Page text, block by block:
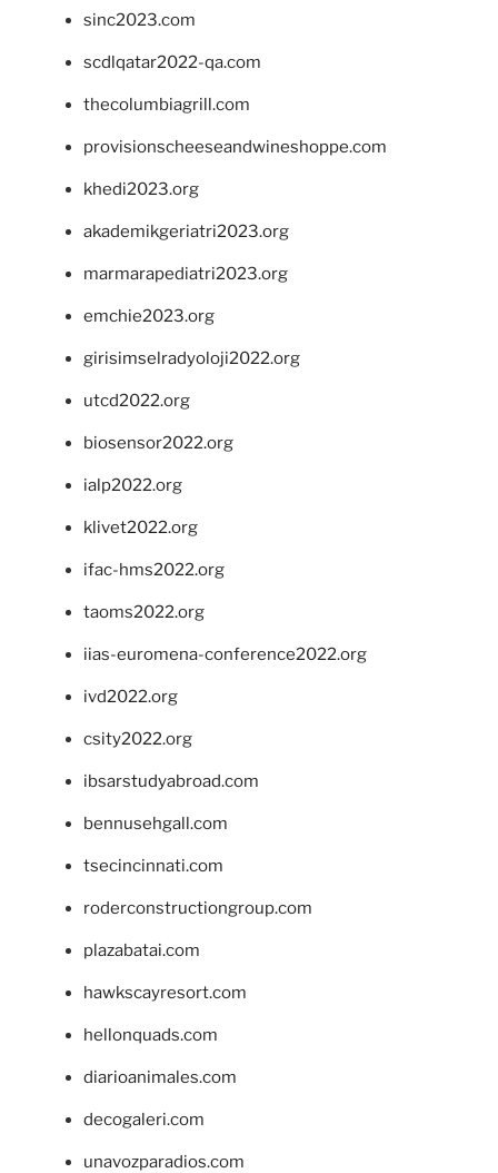
sinc2023.com
scdlqatar2022-qa.com
thecolumbiagrill.com
provisionscheeseandwineshoppe.com
khedi2023.org
akademikgeriatri2023.org
marmarapediatri2023.org
emchie2023.org
girisimselradyoloji2022.org
utcd2022.org
biosensor2022.org
ialp2022.org
klivet2022.org
ifac-hms2022.org
taoms2022.org
iias-euromena-conference2022.org
ivd2022.org
csity2022.org
ibsarstudyabroad.com
bennusehgall.com
tsecincinnati.com
roderconstructiongroup.com
plazabatai.com
hawkscayresort.com
hellonquads.com
diarioanimales.com
decogaleri.com
unavozparadios.com